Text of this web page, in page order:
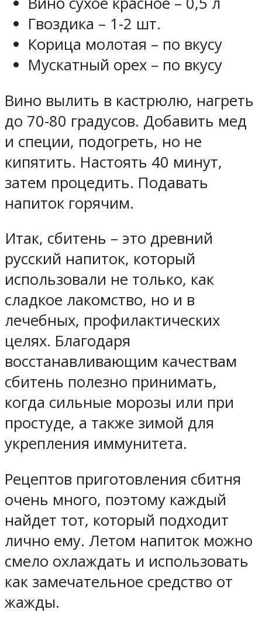
Гвоздика – 1-2 шт.
Корица молотая – по вкусу
Мускатный орех – по вкусу
Вино вылить в кастрюлю, нагреть
до 70-80 градусов. Добавить мед
и специи, подогреть, но не
кипятить. Настоять 40 минут,
затем процедить. Подавать
напиток горячим.
Итак, сбитень – это древний
русский напиток, который
использовали не только, как
сладкое лакомство, но и в
лечебных, профилактических
целях. Благодаря
восстанавливающим качествам
сбитень полезно принимать,
когда сильные морозы или при
простуде, а также зимой для
укрепления иммунитета.
Рецептов приготовления сбитня
очень много, поэтому каждый
найдет тот, который подходит
лично ему. Летом напиток можно
смело охлаждать и использовать
как замечательное средство от
жажды.